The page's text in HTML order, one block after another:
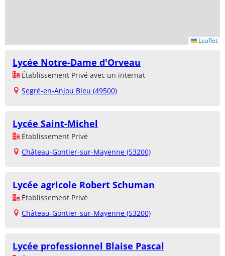
Leaflet
Lycée Notre-Dame d'Orveau
Établissement Privé avec un internat
Segré-en-Anjou Bleu (49500)
Lycée Saint-Michel
Établissement Privé
Château-Gontier-sur-Mayenne (53200)
Lycée agricole Robert Schuman
Établissement Privé
Château-Gontier-sur-Mayenne (53200)
Lycée professionnel Blaise Pascal